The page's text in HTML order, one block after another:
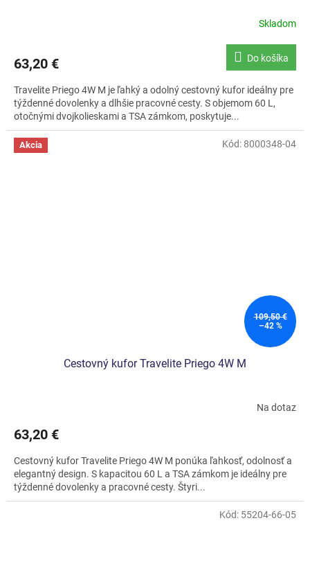
Skladom
63,20 € Do košíka
Travelite Priego 4W M je ľahký a odolný cestovný kufor ideálny pre
týždenné dovolenky a dlhšie pracovné cesty. S objemom 60 L,
otočnými dvojkolieskami a TSA zámkom, poskytuje...
Akcia
109,50 €
–42 %
Cestovný kufor Travelite Priego 4W M
Na dotaz
63,20 €
Cestovný kufor Travelite Priego 4W M ponúka ľahkosť, odolnosť a
elegantný design. S kapacitou 60 L a TSA zámkom je ideálny pre
týždenné dovolenky a pracovné cesty. Štyri...
Kód: 8000348-04
Kód: 55204-66-05